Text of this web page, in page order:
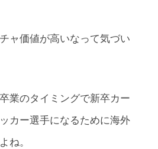
ャ価値が高いなって気づい
業のタイミングで新卒カー
カー選手になるために海外
ね。